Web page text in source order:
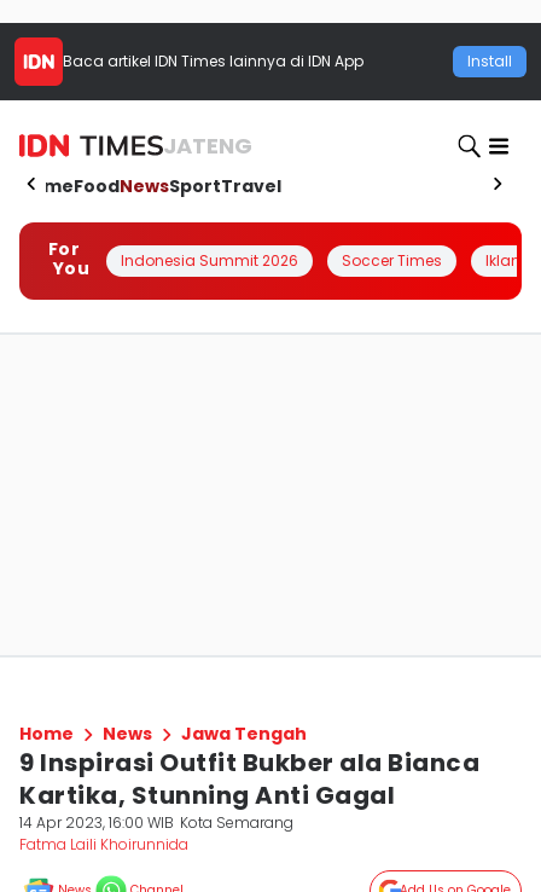
Baca artikel IDN Times lainnya di IDN App Install
JATENG
HomeFoodNewsSportTravel
For
You
Indonesia Summit 2026 Soccer Times Iklanin
Home News Jawa Tengah
9 Inspirasi Outfit Bukber ala Bianca
Kartika, Stunning Anti Gagal
14 Apr 2023, 16:00 WIB Kota Semarang
Fatma Laili Khoirunnida